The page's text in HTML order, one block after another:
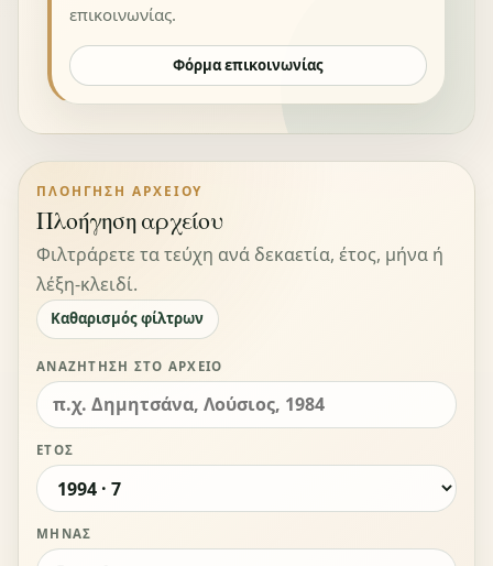
επικοινωνίας.
Φόρμα επικοινωνίας
ΠΛΟΉΓΗΣΗ ΑΡΧΕΊΟΥ
Πλοήγηση αρχείου
Φιλτράρετε τα τεύχη ανά δεκαετία, έτος, μήνα ή
λέξη-κλειδί.
Καθαρισμός φίλτρων
ΑΝΑΖΉΤΗΣΗ ΣΤΟ ΑΡΧΕΊΟ
ΈΤΟΣ
ΜΉΝΑΣ